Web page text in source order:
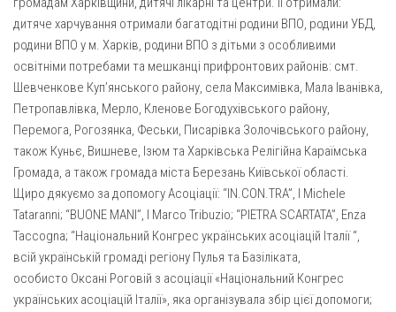
Оголошення
Трансляції
дитяче харчування отримали багатодітні родини ВПО, родини УБД,
родини ВПО у м. Харків, родини ВПО з дітьми з особливими
освітніми потребами та мешканці прифронтових районів: смт.
Шевченкове Купʼянського району, села Максимівка, Мала Іванівка,
Петропавлівка, Мерло, Кленове Богодухівського району,
Перемога, Рогозянка, Феськи, Писарівка Золочівського району,
також Куньє, Вишневе, Ізюм та Харківська Релігійна Караїмська
Громада, а також громада міста Березань Київської області.
Щиро дякуємо за допомогу Асоціації: “IN.CON.TRA”, І Michele
Tataranni; “BUONE MANI”, I Marco Tribuzio; “PIETRA SCARTATA”, Enza
Taccogna; “Національний Конгрес українських асоціацій Італії “,
всій українській громаді регіону Пулья та Базіліката,
особисто Оксані Роговій з асоціації «Національний Конгрес
українських асоціацій Італії», яка організувала збір цієї допомоги;